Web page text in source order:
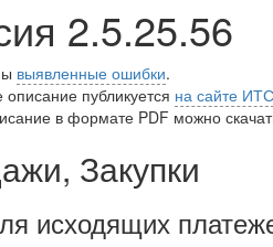
2.5.25.56
выявленные ошибки.
публикуется на сайте ИТС
в формате PDF можно
Закупки
исходящих